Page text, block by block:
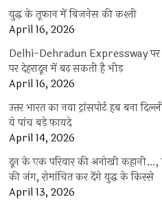
युद्ध के तूफान में बिजनेस की कश्ती
April 16, 2026
Delhi-Dehradun Expressway पर
पर देहरादून में बढ़ सकती है भीड़
April 16, 2026
उत्तर भारत का नया ट्रांसपोर्ट हब बना
ये पांच बड़े फायदे
April 14, 2026
दून के एक परिवार की अनोखी कहानी…,
की जंग, रोमांचित कर देंगे युद्ध के किस्से
April 13, 2026